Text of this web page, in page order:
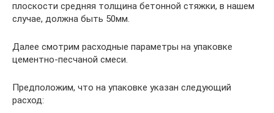
плоскости средняя толщина бетонной стяжки, в нашем
случае, должна быть 50мм.
Далее смотрим расходные параметры на упаковке
цементно-песчаной смеси.
Предположим, что на упаковке указан следующий
расход: